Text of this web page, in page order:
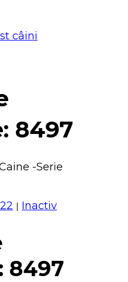
câini
8497
-Serie
| Inactiv
8497